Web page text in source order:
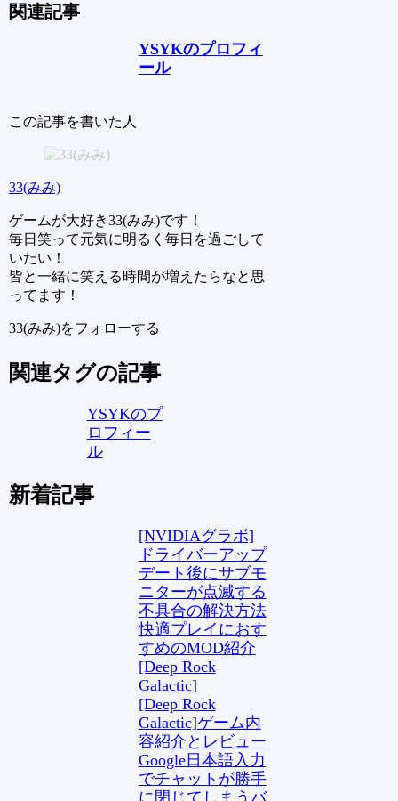
関連記事
YSYKのプロフィ
ール
この記事を書いた人
33(みみ)
ゲームが大好き33(みみ)です！
毎日笑って元気に明るく毎日を過ごして
いたい！
皆と一緒に笑える時間が増えたらなと思
ってます！
33(みみ)をフォローする
関連タグの記事
YSYKのプ
ロフィー
ル
新着記事
[NVIDIAグラボ]
ドライバーアップ
デート後にサブモ
ニターが点滅する
不具合の解決方法
快適プレイにおす
すめのMOD紹介
[Deep Rock
Galactic]
[Deep Rock
Galactic]ゲーム内
容紹介とレビュー
Google日本語入力
でチャットが勝手
に閉じてしまうバ